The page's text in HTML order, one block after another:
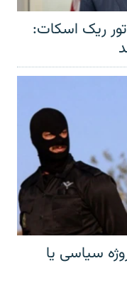
ریک اسکات:
سیاسی یا